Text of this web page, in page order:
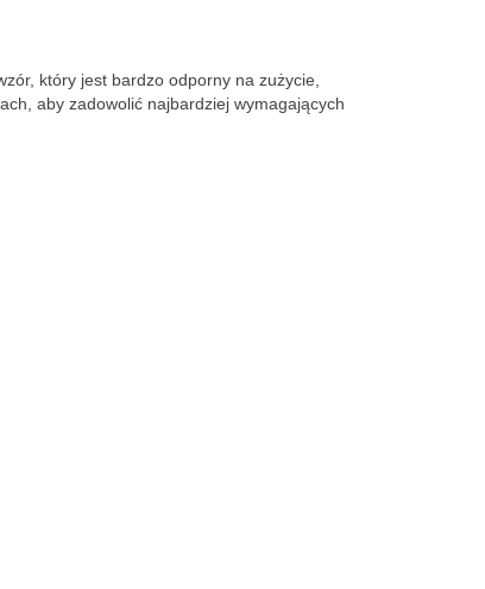
który jest bardzo odporny na zużycie,
aby zadowolić najbardziej wymagających